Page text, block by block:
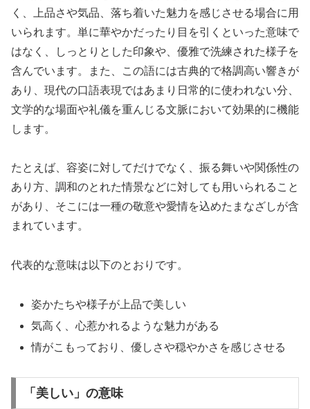
く、上品さや気品、落ち着いた魅力を感じさせる場合に用
いられます。単に華やかだったり目を引くといった意味で
はなく、しっとりとした印象や、優雅で洗練された様子を
含んでいます。また、この語には古典的で格調高い響きが
あり、現代の口語表現ではあまり日常的に使われない分、
文学的な場面や礼儀を重んじる文脈において効果的に機能
します。
たとえば、容姿に対してだけでなく、振る舞いや関係性の
あり方、調和のとれた情景などに対しても用いられること
があり、そこには一種の敬意や愛情を込めたまなざしが含
まれています。
代表的な意味は以下のとおりです。
姿かたちや様子が上品で美しい
気高く、心惹かれるような魅力がある
情がこもっており、優しさや穏やかさを感じさせる
「美しい」の意味